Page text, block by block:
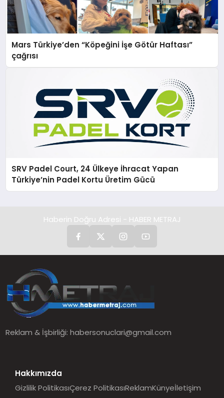
Mars Türkiye’den “Köpeğini İşe Götür Haftası”
çağrısı
SRV Padel Court, 24 Ülkeye İhracat Yapan
Türkiye’nin Padel Kortu Üretim Gücü
Haberin Doğru Adresi - HABER METRAJ
Reklam & İşbirliği:habersonuclari@gmail.com
Hakkımızda
Gizlilik PolitikasıÇerez PolitikasıReklamKünyeİletişim